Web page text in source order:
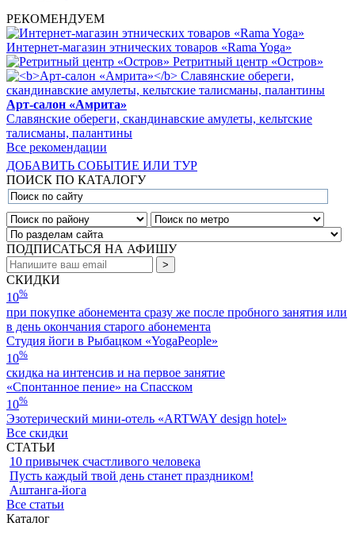
РЕКОМЕНДУЕМ
Интернет-магазин этнических товаров «Rama Yoga»
Ретритный центр «Остров»
Арт-салон «Амрита»
Славянские обереги, скандинавские амулеты, кельтские
талисманы, палантины
Все рекомендации
ДОБАВИТЬ СОБЫТИЕ ИЛИ ТУР
ПОИСК ПО КАТАЛОГУ
ПОДПИСАТЬСЯ НА АФИШУ
СКИДКИ
10%
при покупке абонемента сразу же после пробного занятия или
в день окончания старого абонемента
Студия йоги в Рыбацком «YogaPeople»
10%
скидка на интенсив и на первое занятие
«Спонтанное пение» на Спасском
10%
Эзотерический мини-отель «ARTWAY design hotel»
Все скидки
СТАТЬИ
10 привычек счастливого человека
Пусть каждый твой день станет праздником!
Аштанга-йога
Все статьи
Каталог